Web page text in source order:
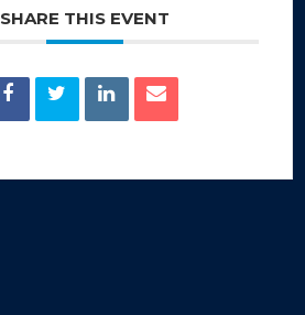
SHARE THIS EVENT